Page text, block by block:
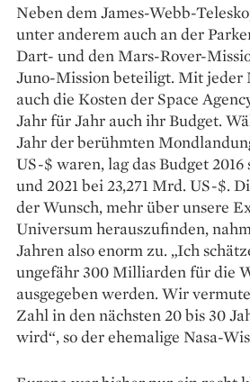
Neben dem James-Webb-­
unter anderem auch an der
Dart- und den Mars-­Rover-
Juno-Mission beteiligt. Mit jeder
auch die Kosten der Space
Jahr für Jahr auch ihr Budget.
Jahr der berühmten
US-$ waren, lag das Budget 2016
und 2021 bei 23,271 Mrd. US-$.
der Wunsch, mehr über unsere
Universum herauszufinden,
Jahren also enorm zu. „Ich
ungefähr 300 Milliarden für die
ausge­geben werden. Wir
Zahl in den nächsten 20 bis 30
wird“, so der ehemalige Nasa-